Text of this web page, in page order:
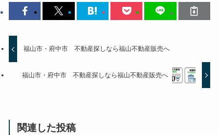
福山市・府中市 不動産探しなら福山不動産販売へ
福山市・府中市 不動産探しなら福山不動産販売へ
関連した投稿